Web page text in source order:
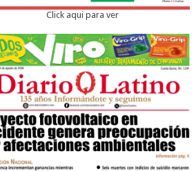
Click aqui para ver